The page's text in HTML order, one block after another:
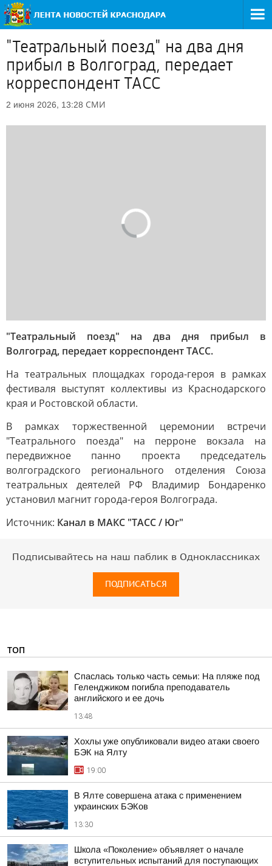
"Театральный поезд" на два дня
прибыл в Волгоград, передает
корреспондент ТАСС
2 июня 2026, 13:28 СМИ
"Театральный поезд" на два дня прибыл в
Волгоград, передает корреспондент ТАСС.
На театральных площадках города-героя в рамках
фестиваля выступят коллективы из Краснодарского
края и Ростовской области.
В рамках торжественной церемонии встречи
"Театрального поезда" на перроне вокзала на
передвижное панно проекта председатель
волгоградского регионального отделения Союза
театральных деятелей РФ Владимир Бондаренко
установил магнит города-героя Волгограда.
Источник: Канал в МАКС "ТАСС / Юг"
Подписывайтесь на наш паблик в Одноклассниках
ПОДПИСАТЬСЯ
ТОП
Спаслась только часть семьи: На пляже под
Геленджиком погибла преподаватель
английского и ее дочь
13:48
Хохлы уже опубликовали видео атаки своего
БЭК на Ялту
19:00
В Ялте совершена атака с применением
украинских БЭКов
13:30
Школа «Поколение» объявляет о начале
вступительных испытаний для поступающих